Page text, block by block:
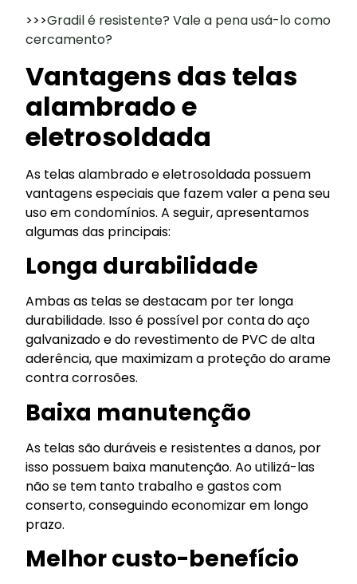
>>>Gradil é resistente? Vale a pena usá-lo como
cercamento?
Vantagens das telas
alambrado e
eletrosoldada
As telas alambrado e eletrosoldada possuem
vantagens especiais que fazem valer a pena seu
uso em condomínios. A seguir, apresentamos
algumas das principais:
Longa durabilidade
Ambas as telas se destacam por ter longa
durabilidade. Isso é possível por conta do aço
galvanizado e do revestimento de PVC de alta
aderência, que maximizam a proteção do arame
contra corrosões.
Baixa manutenção
As telas são duráveis e resistentes a danos, por
isso possuem baixa manutenção. Ao utilizá-las
não se tem tanto trabalho e gastos com
conserto, conseguindo economizar em longo
prazo.
Melhor custo-benefício